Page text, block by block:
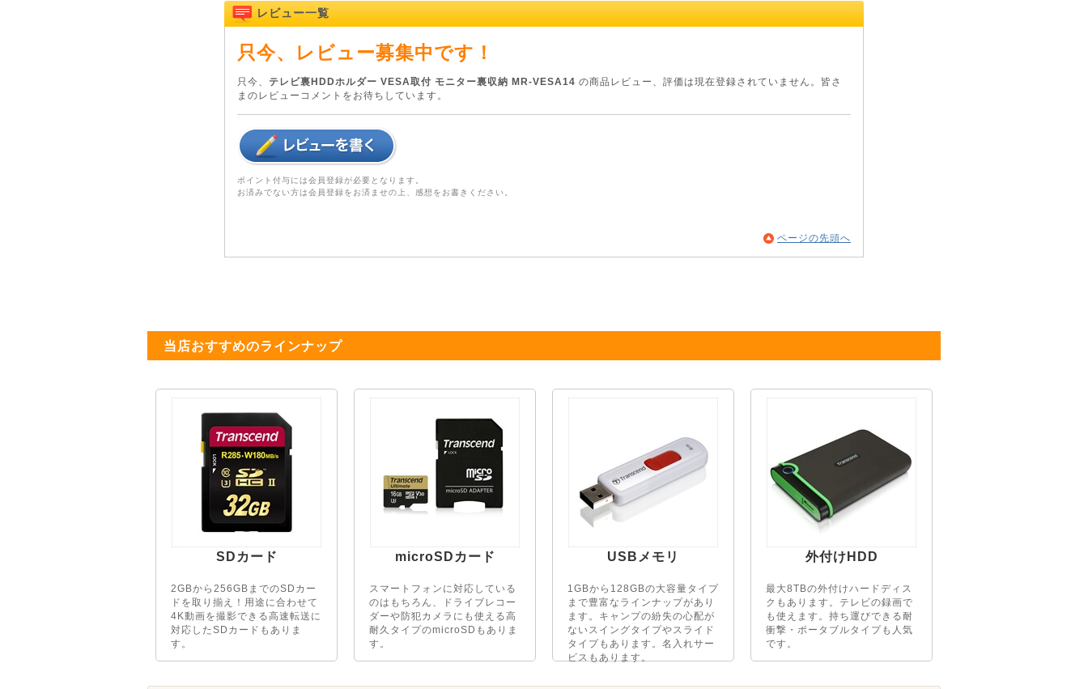
レビュー一覧
只今、レビュー募集中です！
只今、 テレビ裏HDDホルダー VESA取付 モニター裏収納 MR-VESA14 の商品レビュー、評価は現在登録されていません。皆さ
まのレビューコメントをお待ちしています。
ポイント付与には会員登録が必要となります。
お済みでない方は会員登録をお済ませの上、感想をお書きください。
ページの先頭へ
当店おすすめのラインナップ
SDカード
2GBから256GBまでのSDカー
ドを取り揃え！用途に合わせて
4K動画を撮影できる高速転送に
対応したSDカードもありま
す。
microSDカード
スマートフォンに対応している
のはもちろん、ドライブレコー
ダーや防犯カメラにも使える高
耐久タイプのmicroSDもありま
す。
USBメモリ
1GBから128GBの大容量タイプ
まで豊富なラインナップがあり
ます。キャンプの紛失の心配が
ないスイングタイプやスライド
タイプもあります。名入れサー
ビスもあります。
外付けHDD
最大8TBの外付けハードディス
クもあります。テレビの録画で
も使えます。持ち運びできる耐
衝撃・ポータブルタイプも人気
です。